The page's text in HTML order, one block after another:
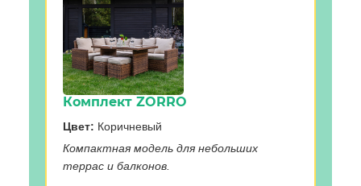
Комплект ZORRO
Цвет: Коричневый
Компактная модель для небольших
террас и балконов.